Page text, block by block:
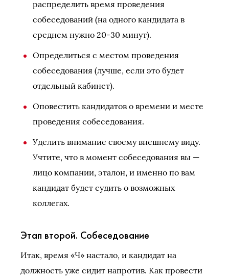
распределить время проведения
собеседований (на одного кандидата в
среднем нужно 20-30 минут).
Определиться с местом проведения
собеседования (лучше, если это будет
отдельный кабинет).
Оповестить кандидатов о времени и месте
проведения собеседования.
Уделить внимание своему внешнему виду.
Учтите, что в момент собеседования вы —
лицо компании, эталон, и именно по вам
кандидат будет судить о возможных
коллегах.
Этап второй. Собеседование
Итак, время «Ч» настало, и кандидат на
должность уже сидит напротив. Как провести